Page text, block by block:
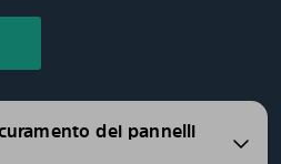
dei pannelli